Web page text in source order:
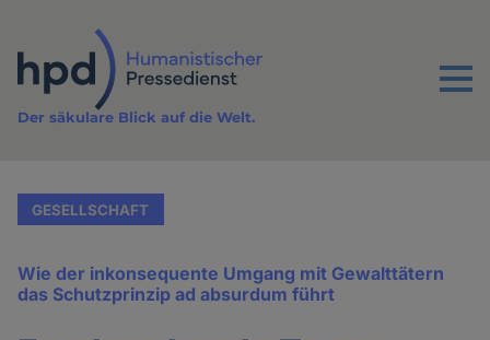
Inhalt
Menu
Der säkulare Blick auf die Welt.
GESELLSCHAFT
Wie der inkonsequente Umgang mit Gewalttätern
das Schutzprinzip ad absurdum führt